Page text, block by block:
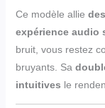
Ce modèle allie
expérience audio
bruit, vous restez
bruyants. Sa
intuitives le